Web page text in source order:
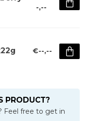
-,--
€--,--
PRODUCT?
Feel free to get in